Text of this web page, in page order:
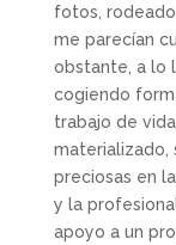
fotos,
me parecían
obstante, a lo
cogiendo
trabajo de
materializado,
preciosas en
y la
apoyo a un